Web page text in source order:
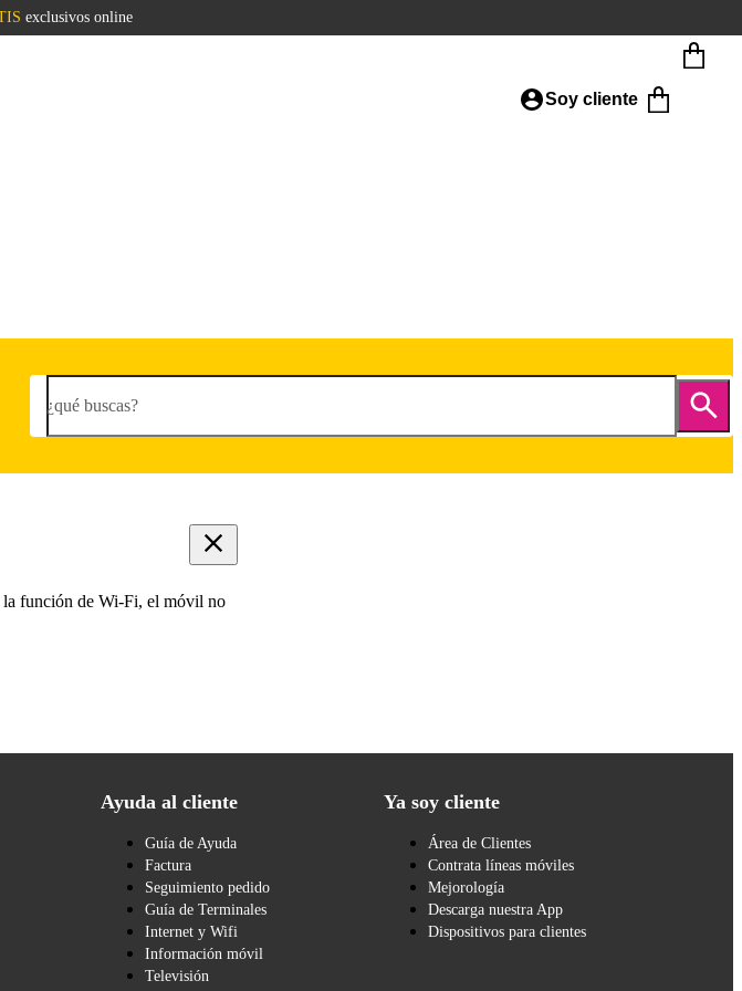
exclusivos online
Soy cliente
¿qué buscas?
la función de Wi-Fi, el móvil no
Ayuda al cliente
Guía de Ayuda
Factura
Seguimiento pedido
Guía de Terminales
Internet y Wifi
Información móvil
Televisión
Ya soy cliente
Área de Clientes
Contrata líneas móviles
Mejorología
Descarga nuestra App
Dispositivos para clientes